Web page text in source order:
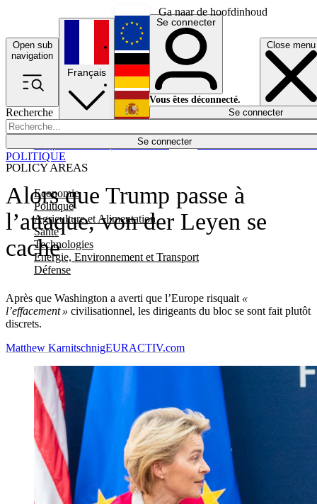
Ga naar de hoofdinhoud
Open sub
navigation
Close menu
Recherche
Se connecter
POLICY AREAS
Economie
Politique
Agriculture et Alimentation
Santé
Technologies
Energie, Environnement et Transport
Défense
Économie
Français
English
Deutsch
Español
Se connecter
Vous êtes déconnecté.
Se connecter
Alors que Trump passe à
l’attaque, von der Leyen se
cache
Après que Washington a averti que l’Europe risquait «
l’effacement » civilisationnel, les dirigeants du bloc se sont fait plutôt
discrets.
POLITIQUE
Matthew KarnitschnigEURACTIV.com